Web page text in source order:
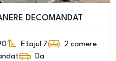
DECOMANDAT
Etajul 7 2 camere
Da